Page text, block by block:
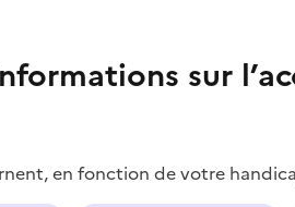
sur
en fonction de votre